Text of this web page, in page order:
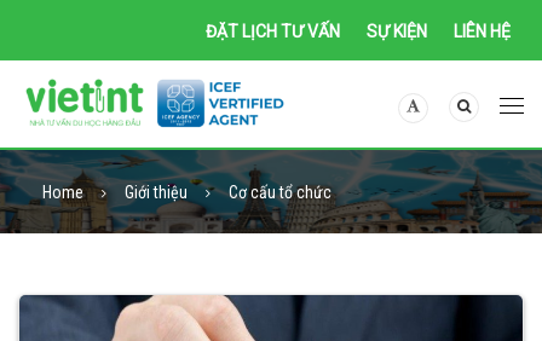
ĐẶT LỊCH TƯ VẤN SỰ KIỆN LIÊN HỆ
Home Giới thiệu Cơ cấu tổ chức